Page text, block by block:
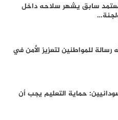
سابق يشهر سلاحه داخل
رسالة للمواطنين لتعزيز الأمن في
حماية التعليم يجب أن